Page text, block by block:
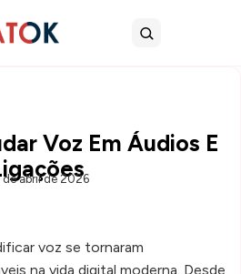
Buscar
Voz Em Áudios E
de abril de 2026
voz se tornaram
na vida digital moderna. Desde